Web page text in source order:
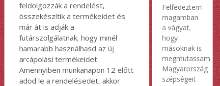
feldolgozzák a rendelést,
összekészítik a termékeidet és
már át is adják a
futárszolgálatnak, hogy minél
hamarabb használhasd az új
arcápolási termékeidet.
Amennyiben munkanapon 12 előtt
adod le a rendelésedet, akkor
Felfedeztem
magamban
a vágyat,
hogy
másoknak is
megmutassam
Magyarország
szépségeit